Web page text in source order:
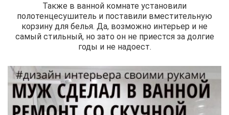
Также в ванной комнате установили
полотенцесушитель и поставили вместительную
корзину для белья. Да, возможно интерьер и не
самый стильный, но зато он не приестся за долгие
годы и не надоест.